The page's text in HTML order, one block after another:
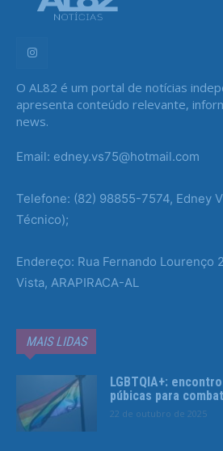
O AL82 é um portal de notícias
apresenta conteúdo relevante,
news.
Email: edney.vs75@hotmail.com
Telefone: (82) 98855-7574, Edney
Técnico);
Endereço: Rua Fernando Lourenço
Vista, ARAPIRACA-AL
MAIS LIDAS
LGBTQIA+:
púbicas para
22 de outubro de 2025